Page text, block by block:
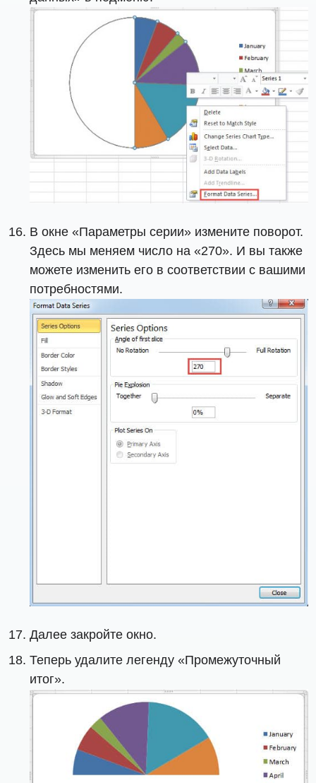
В окне «Параметры серии» измените поворот.
Здесь мы меняем число на «270». И вы также
можете изменить его в соответствии с вашими
потребностями.
Далее закройте окно.
Теперь удалите легенду «Промежуточный
итог».